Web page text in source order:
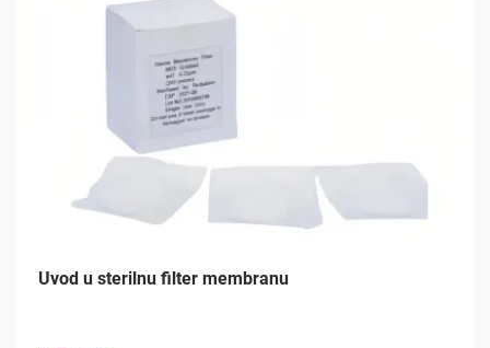
Uvod u sterilnu filter membranu